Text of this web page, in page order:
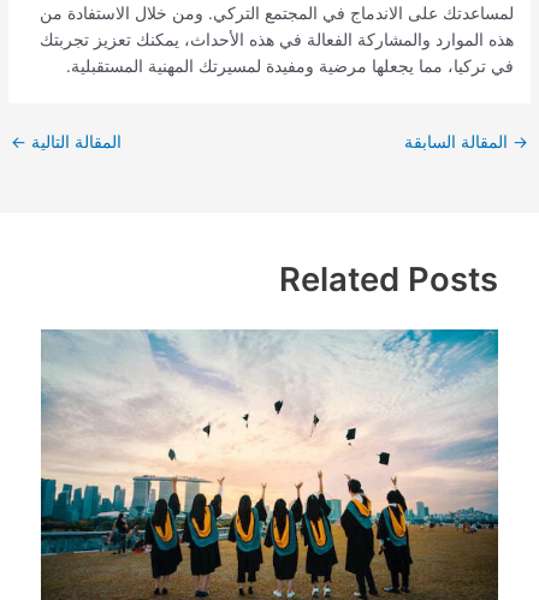
لمساعدتك على الاندماج في المجتمع التركي. ومن خلال الاستفادة من
هذه الموارد والمشاركة الفعالة في هذه الأحداث، يمكنك تعزيز تجربتك
في تركيا، مما يجعلها مرضية ومفيدة لمسيرتك المهنية المستقبلية.
→ المقالة السابقة المقالة التالية ←
Related Posts